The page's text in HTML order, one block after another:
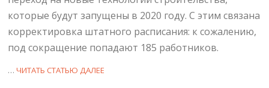
которые будут запущены в 2020 году. С этим связана
корректировка штатного расписания: к сожалению,
под сокращение попадают 185 работников.
…ЧИТАТЬ СТАТЬЮ ДАЛЕЕ